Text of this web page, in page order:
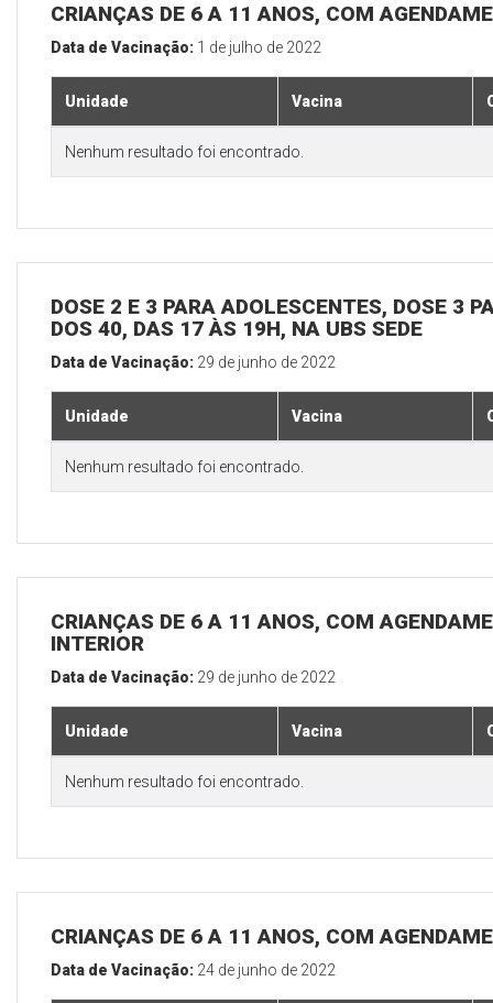
CRIANÇAS DE 6 A 11 ANOS, COM
Data de Vacinação: 1 de julho de 2022
Unidade Vacina
Nenhum resultado foi encontrado.
DOSE 2 E 3 PARA ADOLESCENTES, DOSE 3
DOS 40, DAS 17 ÀS 19H, NA UBS SEDE
Data de Vacinação: 29 de junho de 2022
Unidade Vacina
Nenhum resultado foi encontrado.
CRIANÇAS DE 6 A 11 ANOS, COM
INTERIOR
Data de Vacinação: 29 de junho de 2022
Unidade Vacina
Nenhum resultado foi encontrado.
CRIANÇAS DE 6 A 11 ANOS, COM
Data de Vacinação: 24 de junho de 2022